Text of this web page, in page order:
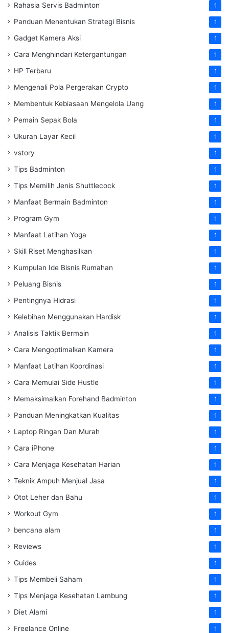
Rahasia Servis Badminton 1
Panduan Menentukan Strategi Bisnis 1
Gadget Kamera Aksi 1
Cara Menghindari Ketergantungan 1
HP Terbaru 1
Mengenali Pola Pergerakan Crypto 1
Membentuk Kebiasaan Mengelola Uang 1
Pemain Sepak Bola 1
Ukuran Layar Kecil 1
vstory 1
Tips Badminton 1
Tips Memilih Jenis Shuttlecock 1
Manfaat Bermain Badminton 1
Program Gym 1
Manfaat Latihan Yoga 1
Skill Riset Menghasilkan 1
Kumpulan Ide Bisnis Rumahan 1
Peluang Bisnis 1
Pentingnya Hidrasi 1
Kelebihan Menggunakan Hardisk 1
Analisis Taktik Bermain 1
Cara Mengoptimalkan Kamera 1
Manfaat Latihan Koordinasi 1
Cara Memulai Side Hustle 1
Memaksimalkan Forehand Badminton 1
Panduan Meningkatkan Kualitas 1
Laptop Ringan Dan Murah 1
Cara iPhone 1
Cara Menjaga Kesehatan Harian 1
Teknik Ampuh Menjual Jasa 1
Otot Leher dan Bahu 1
Workout Gym 1
bencana alam 1
Reviews 1
Guides 1
Tips Membeli Saham 1
Tips Menjaga Kesehatan Lambung 1
Diet Alami 1
Freelance Online 1